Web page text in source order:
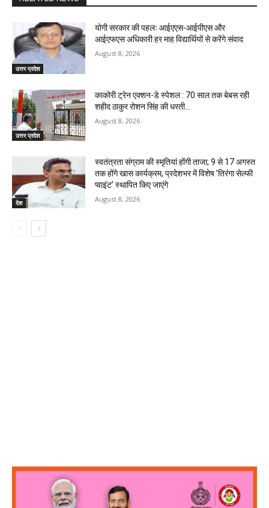
उत्तर प्रदेश
योगी सरकार की पहलः आईएएस-आईपीएस और
आईएफएस अधिकारी हर माह विद्यार्थियों से करेंगे संवाद
August 8, 2026
उत्तर प्रदेश
काकोरी ट्रेन एक्शन-डे स्पेशल : 70 साल तक बेबस रही
शहीद ठाकुर रोशन सिंह की धरती…
August 8, 2026
देश
स्वतंत्रता संग्राम की स्मृतियां होंगी ताजा; 9 से 17 अगस्त
तक होंगे खास कार्यक्रम, प्रदेशभर में विशेष ’तिरंगा सेल्फी
प्वाइंट’ स्थापित किए जाएंगे
August 8, 2026